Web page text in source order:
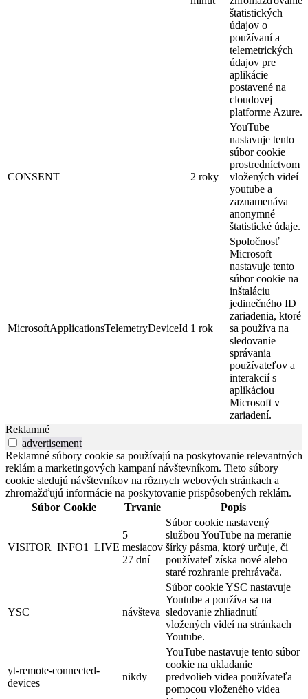
štatistických
údajov o
používaní a
telemetrických
údajov pre
aplikácie
postavené na
cloudovej
platforme Azure.
CONSENT 2 roky
YouTube
nastavuje tento
súbor cookie
prostredníctvom
vložených videí
youtube a
zaznamenáva
anonymné
štatistické údaje.
MicrosoftApplicationsTelemetryDeviceId 1 rok
Spoločnosť
Microsoft
nastavuje tento
súbor cookie na
inštaláciu
jedinečného ID
zariadenia, ktoré
sa používa na
sledovanie
správania
používateľov a
interakcií s
aplikáciou
Microsoft v
zariadení.
Reklamné
advertisement
Reklamné súbory cookie sa používajú na poskytovanie relevantných
reklám a marketingových kampaní návštevníkom. Tieto súbory
cookie sledujú návštevníkov na rôznych webových stránkach a
zhromažďujú informácie na poskytovanie prispôsobených reklám.
Súbor Cookie
Trvanie Popis
VISITOR_INFO1_LIVE
5
mesiacov
27 dní
Súbor cookie nastavený
službou YouTube na meranie
šírky pásma, ktorý určuje, či
používateľ získa nové alebo
staré rozhranie prehrávača.
YSC návšteva
Súbor cookie YSC nastavuje
Youtube a používa sa na
sledovanie zhliadnutí
vložených videí na stránkach
Youtube.
yt-remote-connected-
devices
nikdy
YouTube nastavuje tento súbor
cookie na ukladanie
predvolieb videa používateľa
pomocou vloženého videa